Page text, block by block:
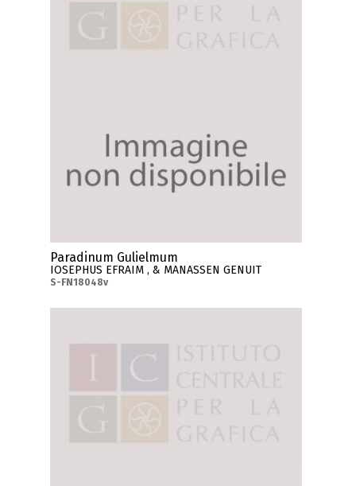
Paradinum Gulielmum
IOSEPHUS EFRAIM , & MANASSEN GENUIT
S-FN18048v